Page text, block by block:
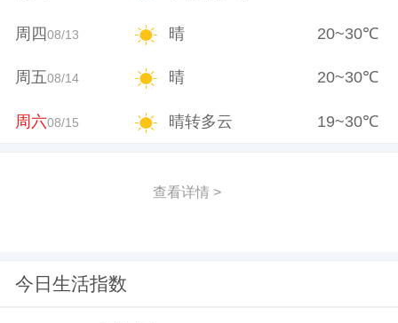
周四08/13 晴 20~30℃
周五08/14 晴 20~30℃
周六08/15 晴转多云 19~30℃
查看详情 >
今日生活指数